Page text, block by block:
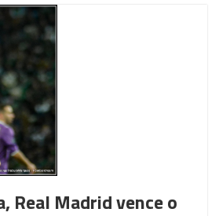
Real Madrid vence o